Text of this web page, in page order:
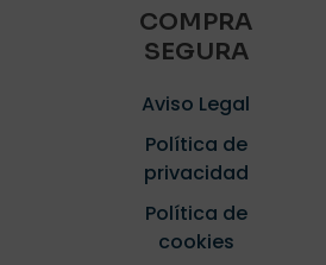
COMPRA
SEGURA
Aviso Legal
Política de
privacidad
Política de
cookies